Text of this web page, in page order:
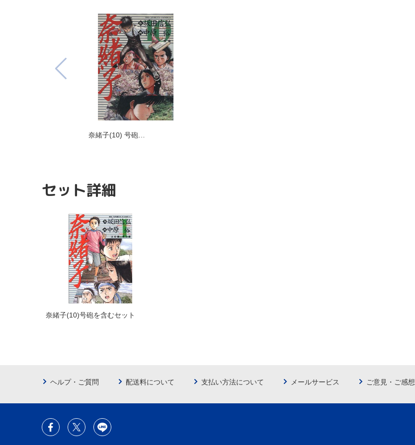
奈緒子(10) 号砲…
セット詳細
奈緒子(10)号砲を含むセット
ヘルプ・ご質問 配送料について 支払い方法について メールサービス ご意見・ご感想